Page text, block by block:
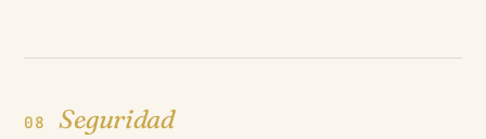
08 Seguridad